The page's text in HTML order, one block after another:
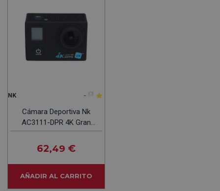
NK - (0)
Cámara Deportiva Nk
AC3111-DPR 4K Gran
Angular LCD
62,49 €
AÑADIR AL CARRITO